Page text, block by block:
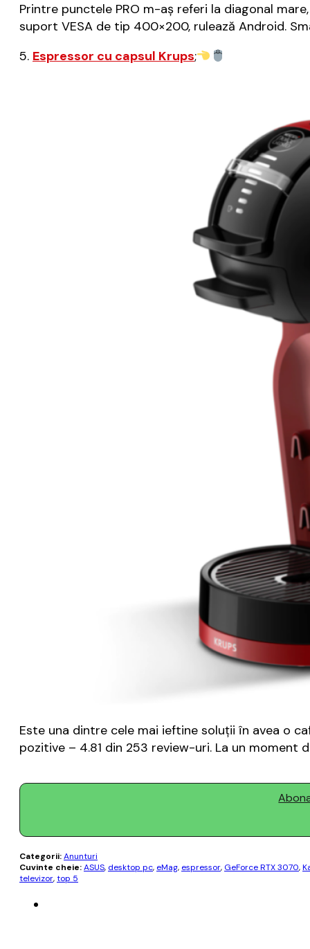
Printre punctele PRO m-aș referi la diagonal
suport VESA de tip 400×200, rulează Android.
5. Espressor cu capsul Krups;
Este una dintre cele mai ieftine soluții în avea o
pozitive – 4.81 din 253 review-uri. La un
Categorii:Anunturi
Cuvinte cheie:ASUS, desktop pc, eMag, espressor, GeForce RTX 3070,
televizor,top 5